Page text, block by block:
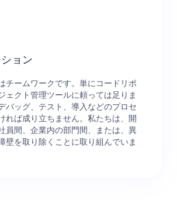
ョン
チームワークです。単にコードリポ
ェクト管理ツールに頼っては足りま
バッグ、テスト、導入などのプロセ
れば成り立ちません。私たちは、開
員間、企業内の部門間、または、異
壁を取り除くことに取り組んでいま